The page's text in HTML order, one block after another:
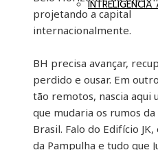
INTRELIGÊNCIA
projetando a capital
internacionalmente.
BH precisa avançar,
perdido e ousar. Em
tão remotos, nascia aqui
que mudaria os rumos
Brasil. Falo do Edifício
da Pampulha e tudo que